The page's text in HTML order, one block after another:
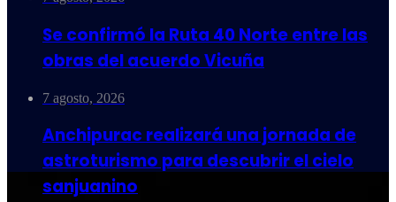
Se confirmó la Ruta 40 Norte entre las
obras del acuerdo Vicuña
7 agosto, 2026
Anchipurac realizará una jornada de
astroturismo para descubrir el cielo
sanjuanino